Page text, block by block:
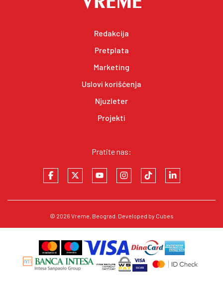
Redakcija
Pretplata
Marketing
Uslovi korišćenja
Njuzleter
Projekti
Pratite nas:
© 2026 Vreme, Beograd. Developed by Cubes